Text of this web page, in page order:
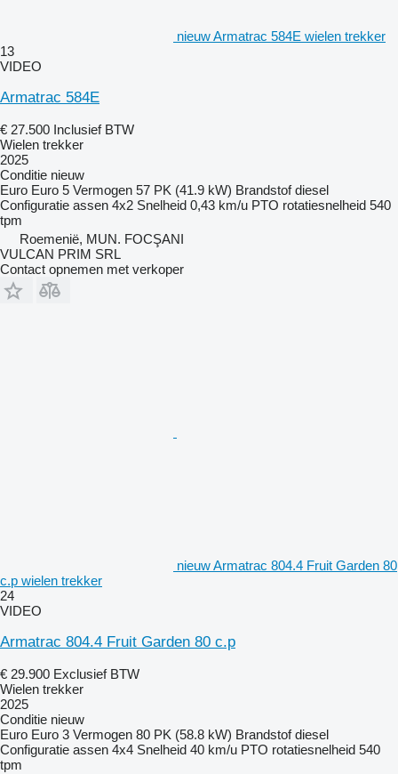
nieuw Armatrac 584E wielen trekker
13
VIDEO
Armatrac 584E
€ 27.500 Inclusief BTW
Wielen trekker
2025
Conditie nieuw
Euro Euro 5 Vermogen 57 PK (41.9 kW) Brandstof diesel
Configuratie assen 4x2 Snelheid 0,43 km/u PTO rotatiesnelheid 540
tpm
Roemenië, MUN. FOCŞANI
VULCAN PRIM SRL
Contact opnemen met verkoper
nieuw Armatrac 804.4 Fruit Garden 80
c.p wielen trekker
24
VIDEO
Armatrac 804.4 Fruit Garden 80 c.p
€ 29.900 Exclusief BTW
Wielen trekker
2025
Conditie nieuw
Euro Euro 3 Vermogen 80 PK (58.8 kW) Brandstof diesel
Configuratie assen 4x4 Snelheid 40 km/u PTO rotatiesnelheid 540
tpm